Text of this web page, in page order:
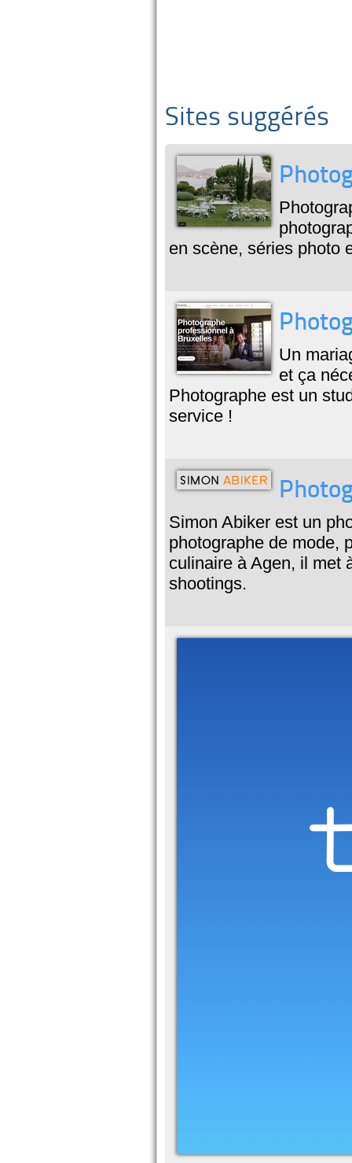
Sites suggérés
en scène, séries photo
Un
et ça
Photographe est un
service !
Simon Abiker est un
photographe de mode,
culinaire à Agen, il met
shootings.